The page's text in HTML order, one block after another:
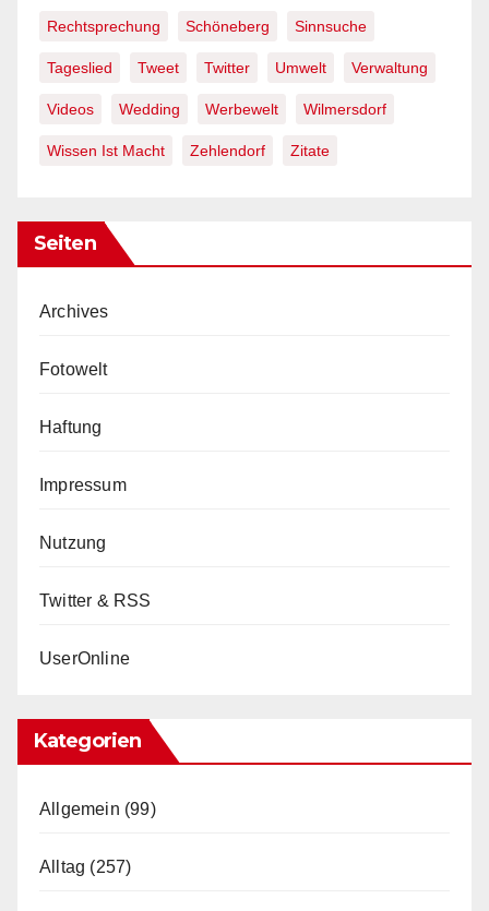
Rechtsprechung Schöneberg Sinnsuche
Tageslied Tweet Twitter Umwelt Verwaltung
Videos Wedding Werbewelt Wilmersdorf
Wissen Ist Macht Zehlendorf Zitate
Seiten
Archives
Fotowelt
Haftung
Impressum
Nutzung
Twitter & RSS
UserOnline
Kategorien
Allgemein (99)
Alltag (257)